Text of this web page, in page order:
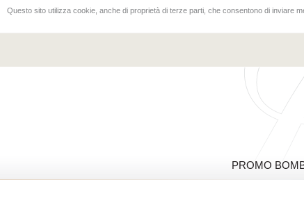
Questo sito utilizza cookie, anche di proprietà di terze parti, che consentono di inviare
PROMO